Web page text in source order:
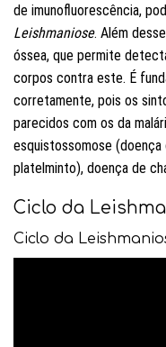
de imunofluorescência,
Leishmaniose. Além
óssea, que permite
corpos contra este. É
corretamente, pois os
parecidos com os da
esquistossomose
platelminto), doença de
Ciclo da
Ciclo da